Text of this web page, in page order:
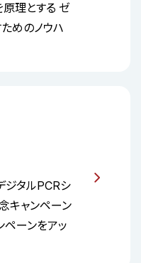
理とする ゼ
めのノウハ
ジタルPCRシ
キャンペーン
ペーンをアッ